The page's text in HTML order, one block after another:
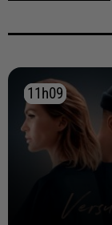
11h09
11h09